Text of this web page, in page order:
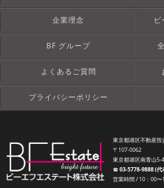
企業理念
BF グループ
よくあるご質問
プライバシーポリシー
東京都港区不動産
〒107-0062
東京都港区南青山
☎︎03-5778-9888 (
営業時間 / 10：00